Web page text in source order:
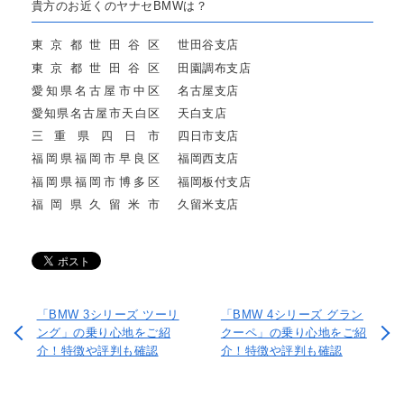
貴方のお近くのヤナセBMWは？
東京都世田谷区
世田谷支店
東京都世田谷区
田園調布支店
愛知県名古屋市中区
名古屋支店
愛知県名古屋市天白区
天白支店
三重県四日市
四日市支店
福岡県福岡市早良区
福岡西支店
福岡県福岡市博多区
福岡板付支店
福岡県久留米市
久留米支店
「BMW 3シリーズ ツーリ
ング」の乗り心地をご紹
介！特徴や評判も確認
「BMW 4シリーズ グラン
クーペ」の乗り心地をご紹
介！特徴や評判も確認